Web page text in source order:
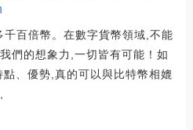
百倍幣。在數字貨幣領域,不能
們的想象力,一切皆有可能！如
、優勢,真的可以與比特幣相媲